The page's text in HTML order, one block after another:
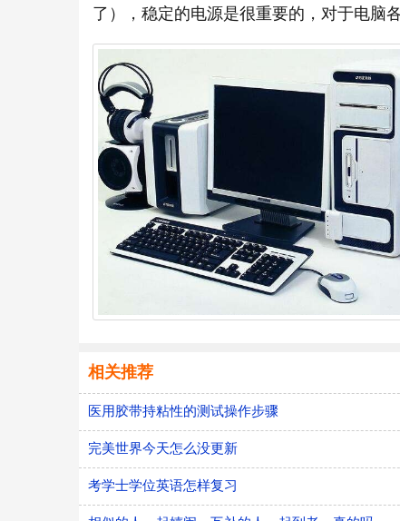
了），稳定的电源是很重要的，对于电脑
相关推荐
医用胶带持粘性的测试操作步骤
完美世界今天怎么没更新
考学士学位英语怎样复习